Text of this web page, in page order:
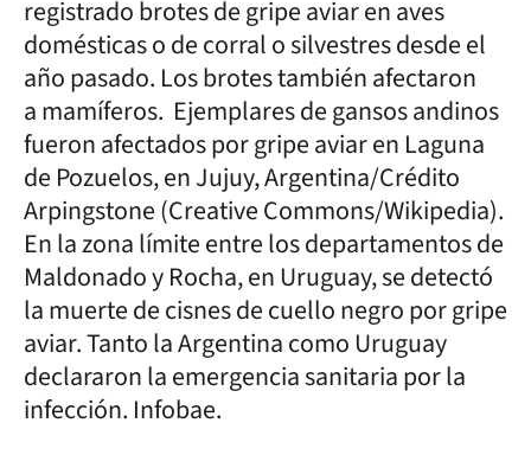
registrado brotes de gripe aviar en aves
domésticas o de corral o silvestres desde el
año pasado. Los brotes también afectaron
a mamíferos. Ejemplares de gansos andinos
fueron afectados por gripe aviar en Laguna
de Pozuelos, en Jujuy, Argentina/Crédito
Arpingstone (Creative Commons/Wikipedia).
En la zona límite entre los departamentos de
Maldonado y Rocha, en Uruguay, se detectó
la muerte de cisnes de cuello negro por gripe
aviar. Tanto la Argentina como Uruguay
declararon la emergencia sanitaria por la
infección. Infobae.